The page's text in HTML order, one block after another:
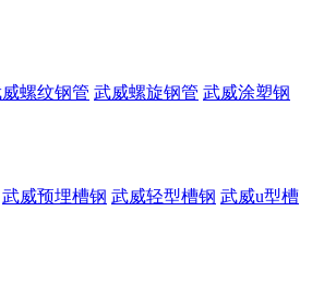
螺纹钢管 武威螺旋钢管 武威涂塑钢
武威预埋槽钢 武威轻型槽钢 武威u型槽